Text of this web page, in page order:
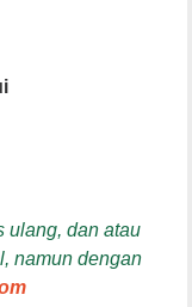
ulang, dan atau
namun dengan